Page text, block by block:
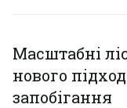
Масштабні
нового
запобігання